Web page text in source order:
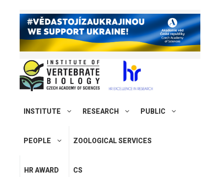
INSTITUTE RESEARCH PUBLIC
PEOPLE ZOOLOGICAL SERVICES
HR AWARD CS